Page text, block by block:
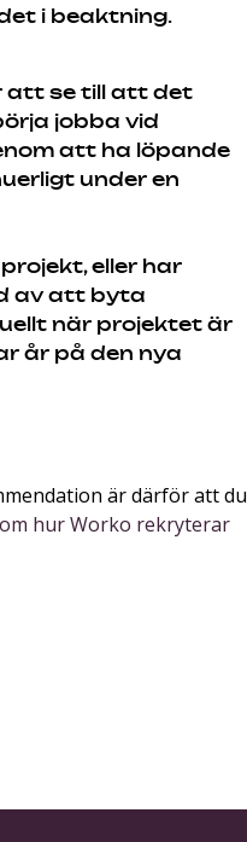
i beaktning.
att se till att det
jobba vid
att ha löpande
under en
eller har
av att byta
när projektet är
år på den nya
är därför att du
hur Worko rekryterar